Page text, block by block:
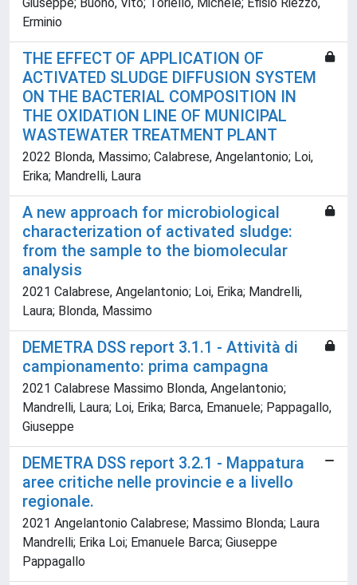
Giuseppe; Buono, Vito; Toriello, Michele; Efisio Riezzo,
Erminio
THE EFFECT OF APPLICATION OF
ACTIVATED SLUDGE DIFFUSION SYSTEM
ON THE BACTERIAL COMPOSITION IN
THE OXIDATION LINE OF MUNICIPAL
WASTEWATER TREATMENT PLANT
2022 Blonda, Massimo; Calabrese, Angelantonio; Loi,
Erika; Mandrelli, Laura
A new approach for microbiological
characterization of activated sludge:
from the sample to the biomolecular
analysis
2021 Calabrese, Angelantonio; Loi, Erika; Mandrelli,
Laura; Blonda, Massimo
DEMETRA DSS report 3.1.1 - Attività di
campionamento: prima campagna
2021 Calabrese Massimo Blonda, Angelantonio;
Mandrelli, Laura; Loi, Erika; Barca, Emanuele; Pappagallo,
Giuseppe
DEMETRA DSS report 3.2.1 - Mappatura
aree critiche nelle provincie e a livello
regionale.
2021 Angelantonio Calabrese; Massimo Blonda; Laura
Mandrelli; Erika Loi; Emanuele Barca; Giuseppe
Pappagallo